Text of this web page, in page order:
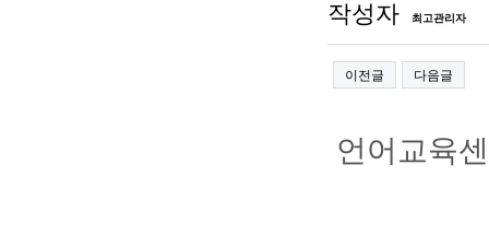
작성자 최고관리자
이전글 다음글
언어교육